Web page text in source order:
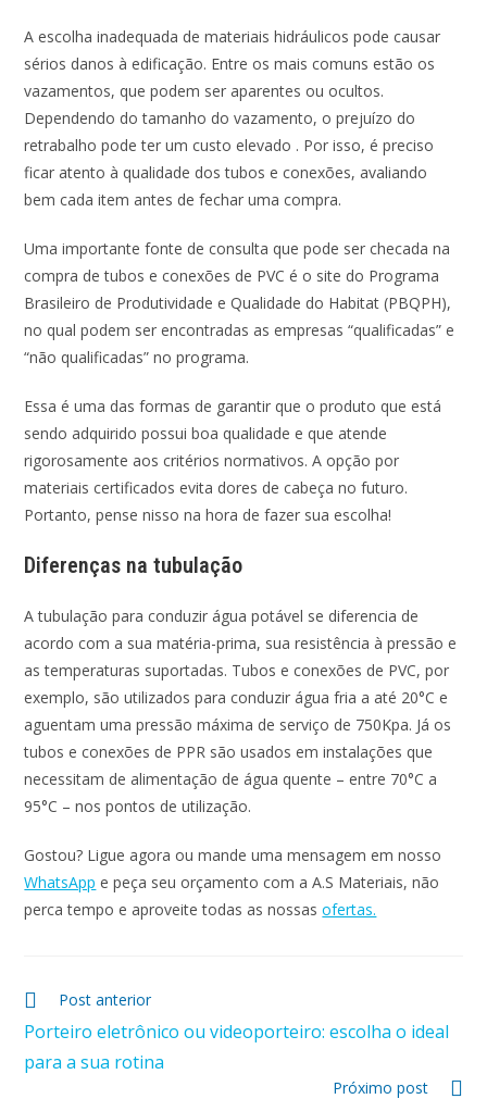
A escolha inadequada de materiais hidráulicos pode causar
sérios danos à edificação. Entre os mais comuns estão os
vazamentos, que podem ser aparentes ou ocultos.
Dependendo do tamanho do vazamento, o prejuízo do
retrabalho pode ter um custo elevado . Por isso, é preciso
ficar atento à qualidade dos tubos e conexões, avaliando
bem cada item antes de fechar uma compra.
Uma importante fonte de consulta que pode ser checada na
compra de tubos e conexões de PVC é o site do Programa
Brasileiro de Produtividade e Qualidade do Habitat (PBQPH),
no qual podem ser encontradas as empresas “qualificadas” e
“não qualificadas” no programa.
Essa é uma das formas de garantir que o produto que está
sendo adquirido possui boa qualidade e que atende
rigorosamente aos critérios normativos. A opção por
materiais certificados evita dores de cabeça no futuro.
Portanto, pense nisso na hora de fazer sua escolha!
Diferenças na tubulação
A tubulação para conduzir água potável se diferencia de
acordo com a sua matéria-prima, sua resistência à pressão e
as temperaturas suportadas. Tubos e conexões de PVC, por
exemplo, são utilizados para conduzir água fria a até 20°C e
aguentam uma pressão máxima de serviço de 750Kpa. Já os
tubos e conexões de PPR são usados em instalações que
necessitam de alimentação de água quente – entre 70°C a
95°C – nos pontos de utilização.
Gostou? Ligue agora ou mande uma mensagem em nosso
WhatsApp e peça seu orçamento com a A.S Materiais, não
perca tempo e aproveite todas as nossasofertas.
Post anterior
Porteiro eletrônico ou videoporteiro: escolha o ideal
para a sua rotina
Próximo post